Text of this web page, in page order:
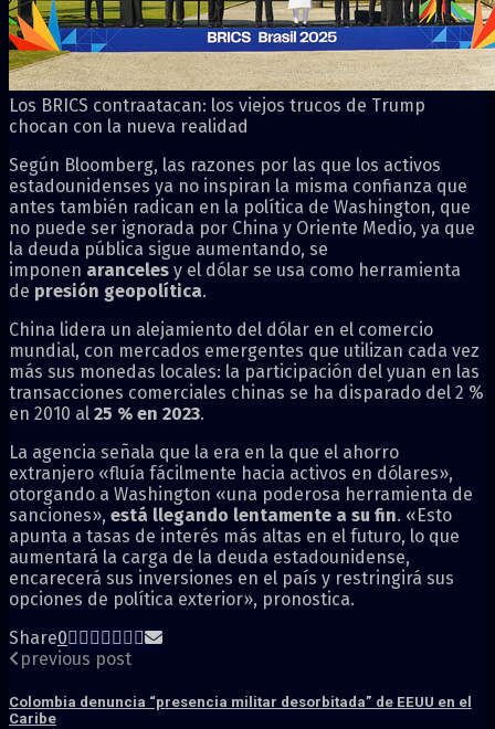
Los BRICS contraatacan: los viejos trucos de Trump
chocan con la nueva realidad
Según Bloomberg, las razones por las que los activos
estadounidenses ya no inspiran la misma confianza que
antes también radican en la política de Washington, que
no puede ser ignorada por China y Oriente Medio, ya que
la deuda pública sigue aumentando, se
imponen aranceles y el dólar se usa como herramienta
de presión geopolítica.
China lidera un alejamiento del dólar en el comercio
mundial, con mercados emergentes que utilizan cada vez
más sus monedas locales: la participación del yuan en las
transacciones comerciales chinas se ha disparado del 2 %
en 2010 al 25 % en 2023.
La agencia señala que la era en la que el ahorro
extranjero «fluía fácilmente hacia activos en dólares»,
otorgando a Washington «una poderosa herramienta de
sanciones», está llegando lentamente a su fin. «Esto
apunta a tasas de interés más altas en el futuro, lo que
aumentará la carga de la deuda estadounidense,
encarecerá sus inversiones en el país y restringirá sus
opciones de política exterior», pronostica.
Share0
previous post
Colombia denuncia “presencia militar desorbitada” de EEUU en el
Caribe